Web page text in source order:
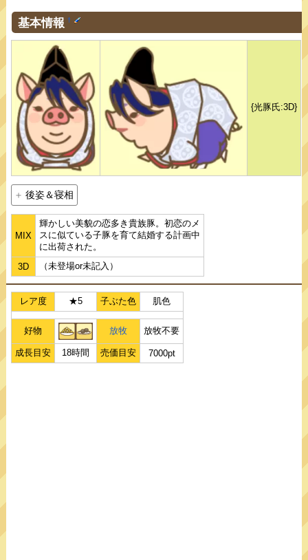
基本情報 †
{光豚氏:3D}
後姿＆寝相
MIX
輝かしい美貌の恋多き貴族豚。初恋のメ
スに似ている子豚を育て結婚する計画中
に出荷された。
3D
（未登場or未記入）
レア度 ★5 子ぶた色 肌色
好物 放牧 放牧不要
成長目安 18時間 売価目安 7000pt